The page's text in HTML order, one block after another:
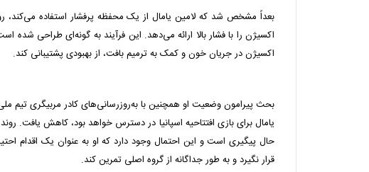
بعداً مشخص شد که لامین یامال از یک محفظه پرفشار استفاده می‌کند،
اکسیژن را با فشار بالا ارائه می‌دهد. این فرآیند به گونه‌ای طراحی شده
اکسیژن در جریان خون و کمک به ترمیم بافت، از بهبودی پشتیبانی کند.
بحث پیرامون وضعیت او همچنین با به‌روزرسانی‌های کادر مربیگری تیم ملی
یامال برای بازی افتتاحیه اسپانیا در دسترس خواهد بود، کاهش یافت.
حال پیگیری است و این احتمال وجود دارد که او به عنوان یک اقدام
قرار نگیرد و به طور جداگانه از گروه اصلی تمرین کند.